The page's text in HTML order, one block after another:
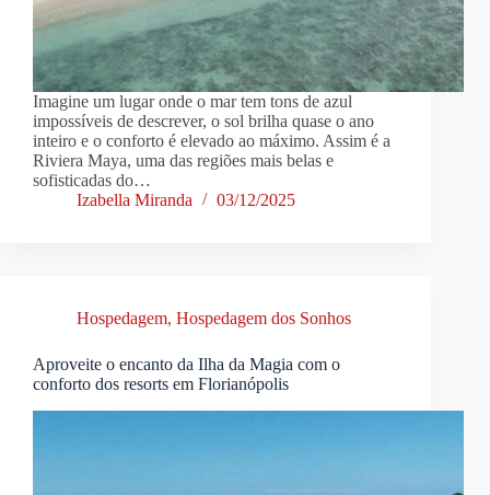
Imagine um lugar onde o mar tem tons de azul
impossíveis de descrever, o sol brilha quase o ano
inteiro e o conforto é elevado ao máximo. Assim é a
Riviera Maya, uma das regiões mais belas e
sofisticadas do…
Izabella Miranda
03/12/2025
Hospedagem, Hospedagem dos Sonhos
Aproveite o encanto da Ilha da Magia com o
conforto dos resorts em Florianópolis